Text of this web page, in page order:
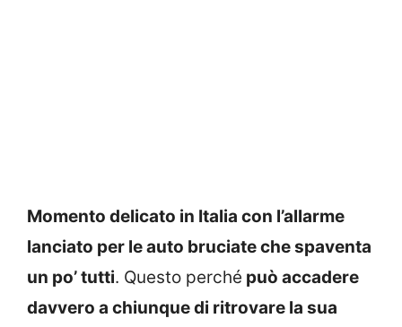
Momento delicato in Italia con l’allarme
lanciato per le auto bruciate che spaventa
un po’ tutti. Questo perché può accadere
davvero a chiunque di ritrovare la sua